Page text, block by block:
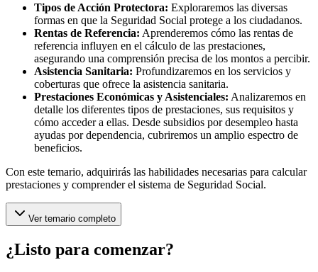
Tipos de Acción Protectora: Exploraremos las diversas
formas en que la Seguridad Social protege a los ciudadanos.
Rentas de Referencia: Aprenderemos cómo las rentas de
referencia influyen en el cálculo de las prestaciones,
asegurando una comprensión precisa de los montos a percibir.
Asistencia Sanitaria: Profundizaremos en los servicios y
coberturas que ofrece la asistencia sanitaria.
Prestaciones Económicas y Asistenciales: Analizaremos en
detalle los diferentes tipos de prestaciones, sus requisitos y
cómo acceder a ellas. Desde subsidios por desempleo hasta
ayudas por dependencia, cubriremos un amplio espectro de
beneficios.
Con este temario, adquirirás las habilidades necesarias para calcular
prestaciones y comprender el sistema de Seguridad Social.
Ver temario completo
¿Listo para comenzar?